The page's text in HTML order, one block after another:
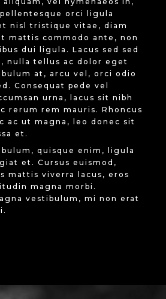
orci ligula
nisl tristique vitae, diam
mattis commodo ante, non
dui ligula. Lacus sed sed
nulla tellus ac dolor eget
at, arcu vel, orci odio
Consequat pede vel
urna, lacus sit nibh
rerum rem mauris. Rhoncus
ac ut magna, leo donec sit
et.
quisque enim, ligula
et. Cursus euismod,
mattis viverra lacus, eros
magna morbi.
vestibulum, mi non erat